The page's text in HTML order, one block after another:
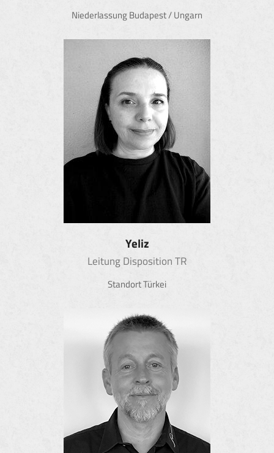
Niederlassung Budapest / Ungarn
Yeliz
Leitung Disposition TR
Standort Türkei